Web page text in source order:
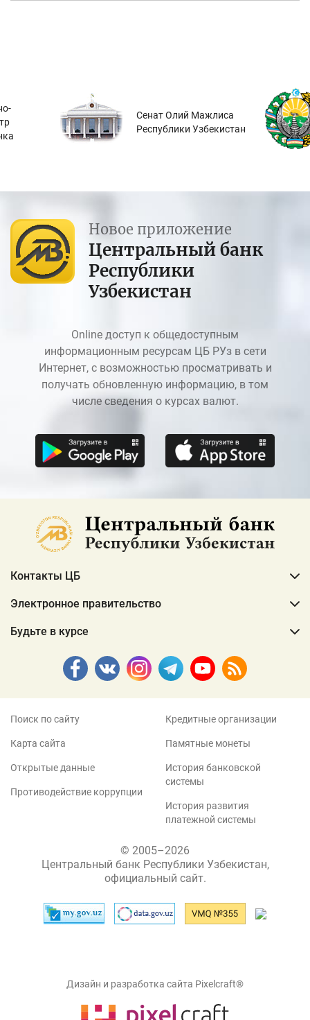
Сенат Олий Мажлиса
Республики Узбекистан
Новое приложение
Центральный банк
Республики
Узбекистан
Online доступ к общедоступным
информационным ресурсам ЦБ РУз в сети
Интернет, с возможностью просматривать и
получать обновленную информацию, в том
числе сведения о курсах валют.
Контакты ЦБ
Электронное правительство
Будьте в курсе
Поиск по сайту
Карта сайта
Открытые данные
Противодействие коррупции
Кредитные организации
Памятные монеты
История банковской
системы
История развития
платежной системы
© 2005–2026
Центральный банк Республики Узбекистан,
официальный сайт.
Дизайн и разработка сайта Pixelcraft®